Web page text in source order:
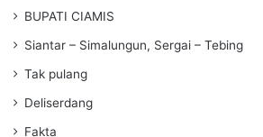
BUPATI CIAMIS
Siantar – Simalungun, Sergai – Tebing
Tak pulang
Deliserdang
Fakta